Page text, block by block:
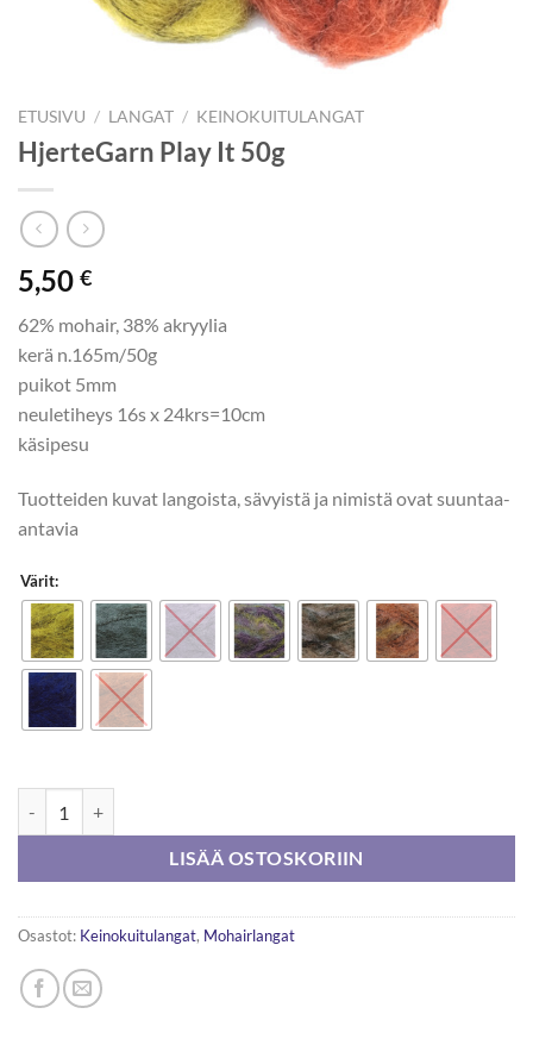
ETUSIVU / LANGAT / KEINOKUITULANGAT
HjerteGarn Play It 50g
5,50 €
62% mohair, 38% akryylia
kerä n.165m/50g
puikot 5mm
neuletiheys 16s x 24krs=10cm
käsipesu
Tuotteiden kuvat langoista, sävyistä ja nimistä ovat suuntaa-
antavia
Värit:
LISÄÄ OSTOSKORIIN
Osastot: Keinokuitulangat, Mohairlangat